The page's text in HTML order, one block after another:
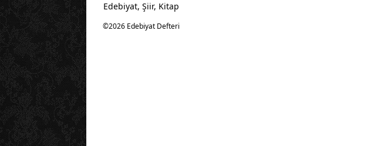
Edebiyat, Şiir, Kitap
©2026 Edebiyat Defteri